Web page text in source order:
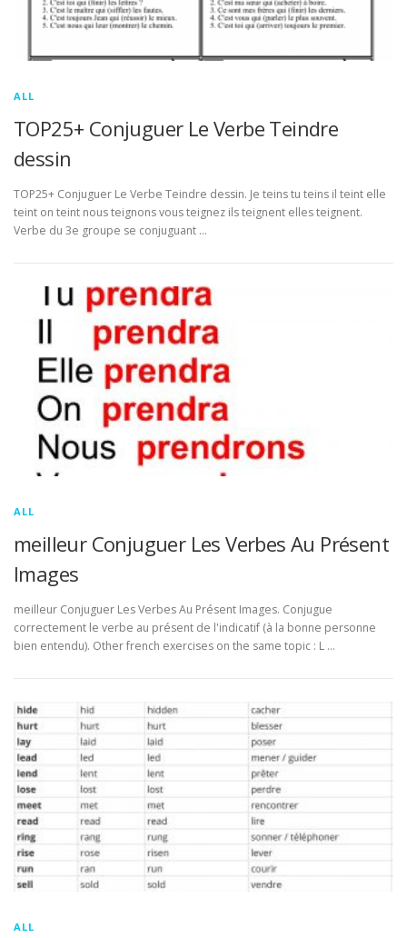
ALL
TOP25+ Conjuguer Le Verbe Teindre
dessin
TOP25+ Conjuguer Le Verbe Teindre dessin. Je teins tu teins il teint elle
teint on teint nous teignons vous teignez ils teignent elles teignent.
Verbe du 3e groupe se conjuguant …
ALL
meilleur Conjuguer Les Verbes Au Présent
Images
meilleur Conjuguer Les Verbes Au Présent Images. Conjugue
correctement le verbe au présent de l'indicatif (à la bonne personne
bien entendu). Other french exercises on the same topic : L …
ALL